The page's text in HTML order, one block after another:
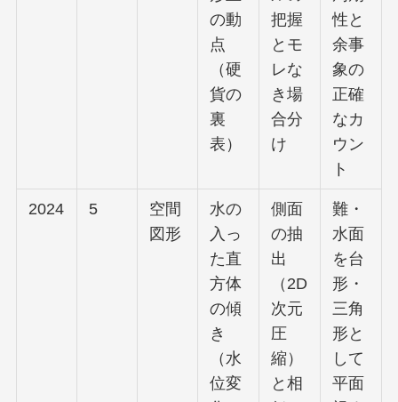
の動
点
（硬
貨の
裏
表）
把握
とモ
レな
き場
合分
け
性と
余事
象の
正確
なカ
ウン
ト
2024 5
空間
図形
水の
入っ
た直
方体
の傾
き
（水
位変
側面
の抽
出
（2D
次元
圧
縮）
と相
難・
水面
を台
形・
三角
形と
して
平面